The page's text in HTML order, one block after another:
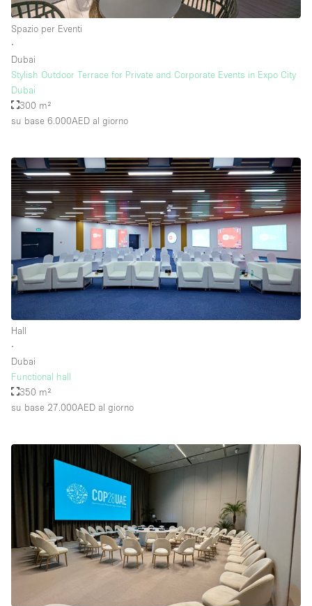
Spazio per Eventi
∙
Dubai
Stylish Outdoor Terrace for Private and Corporate Events in Expo City
Dubai
300 m²
su base 6.000AED al giorno
Hall
∙
Dubai
Functional hall
350 m²
su base 27.000AED al giorno